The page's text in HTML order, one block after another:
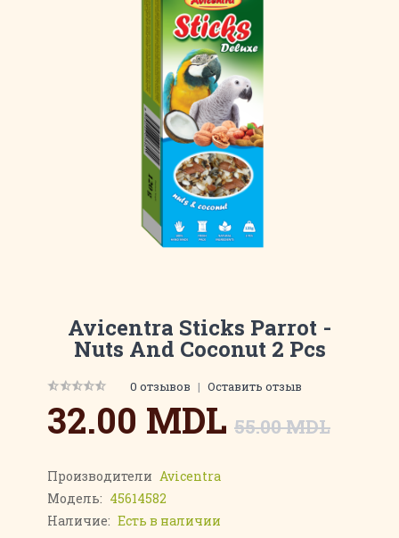
Avicentra Sticks Parrot -
Nuts And Coconut 2 Pcs
0 отзывов | Оставить отзыв
32.00 MDL 55.00 MDL
Производители Avicentra
Модель: 45614582
Наличие: Есть в наличии